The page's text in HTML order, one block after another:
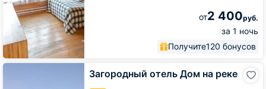
от2 400руб.
за 1 ночь
Получите120 бонусов
Загородный отель Дом на реке
Загородный